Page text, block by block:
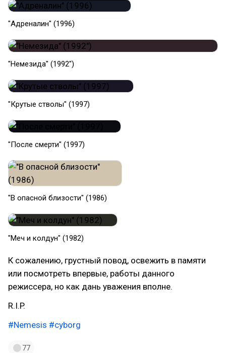
"Адреналин" (1996)
"Немезида" (1992")
"Крутые стволы" (1997)
"После смерти" (1997)
"В опасной близости" (1986)
"Меч и колдун" (1982)
К сожалению, грустный повод, освежить в памяти
или посмотреть впервые, работы данного
режиссера, но как дань уважения вполне.
R.I.P.
#Nemesis #cyborg
77